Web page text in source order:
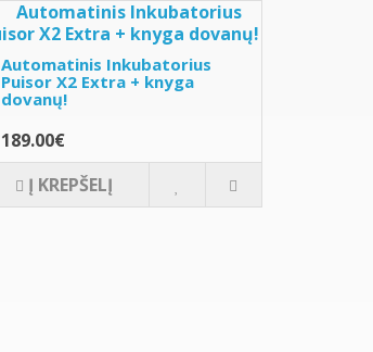
Automatinis Inkubatorius
Puisor X2 Extra + knyga
dovanų!
189.00€
Į KREPŠELĮ